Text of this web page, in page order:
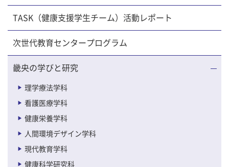
TASK（健康支援学生チーム）活動レポート
次世代教育センタープログラム
畿央の学びと研究
理学療法学科
看護医療学科
健康栄養学科
人間環境デザイン学科
現代教育学科
健康科学研究科